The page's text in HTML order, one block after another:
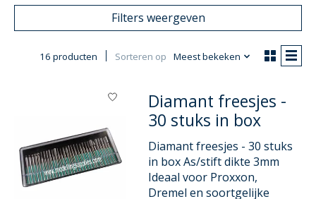
Filters weergeven
16 producten Sorteren op Meest bekeken
Diamant freesjes -
30 stuks in box
Diamant freesjes - 30 stuks
in box As/stift dikte 3mm
Ideaal voor Proxxon,
Dremel en soortgelijke